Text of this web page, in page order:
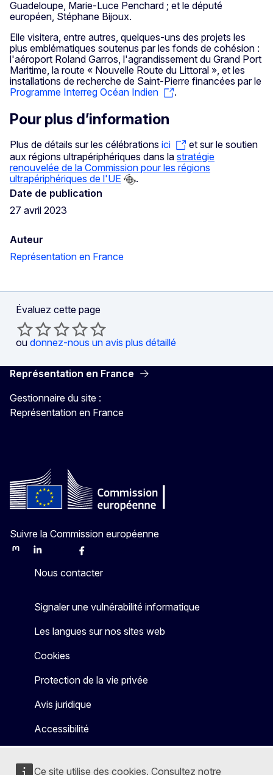
Ce site utilise des cookies. Consultez notre
Guadeloupe, Marie-Luce Penchard ; et le député
européen, Stéphane Bijoux.
Elle visitera, entre autres, quelques-uns des projets les
plus emblématiques soutenus par les fonds de cohésion :
l'aéroport Roland Garros, l'agrandissement du Grand Port
Maritime, la route « Nouvelle Route du Littoral », et les
installations de recherche de Saint-Pierre financées par le
Programme Interreg Océan Indien
.
Pour plus d’information
Plus de détails sur les célébrations ici
et sur le soutien
aux régions ultrapériphériques dans la stratégie
renouvelée de la Commission pour les régions
ultrapériphériques de l'UE
.
Date de publication
27 avril 2023
Auteur
Représentation en France
Évaluez cette page
ou donnez-nous un avis plus détaillé
Représentation en France
Gestionnaire du site :
Représentation en France
Suivre la Commission européenne
MastodonLinkedInBlueskyFacebook
Nous contacter
Signaler une vulnérabilité informatique
Les langues sur nos sites web
Cookies
Protection de la vie privée
Avis juridique
Accessibilité